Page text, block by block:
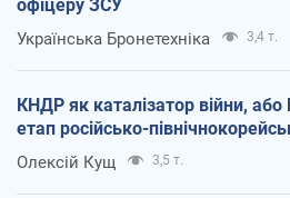
офіцеру ЗСУ
Українська Бронетехніка 3,4 т.
КНДР як каталізатор війни,
етап російсько-
Олексій Кущ 3,5 т.